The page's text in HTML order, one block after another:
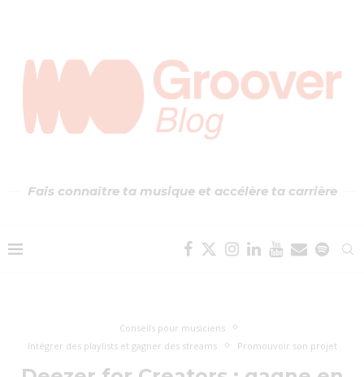
Fais connaître ta musique et accélère ta carrière
Conseils pour musiciens
Intégrer des playlists et gagner des streams
Promouvoir son projet